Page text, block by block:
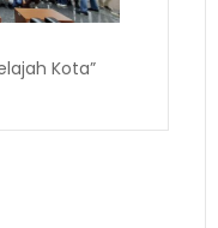
Kota”